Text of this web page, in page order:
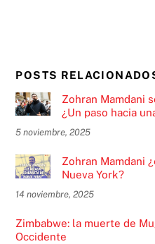
POSTS
Zohran Mamdani
¿Un paso hacia
5 noviembre, 2025
Zohran Mamdani
Nueva York?
14 noviembre, 2025
Zimbabwe: la muerte de
Occidente